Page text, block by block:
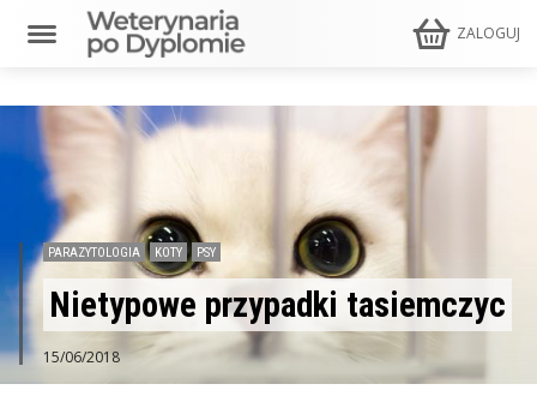
ZALOGUJ
PARAZYTOLOGIA KOTY PSY
Nietypowe przypadki tasiemczyc
15/06/2018